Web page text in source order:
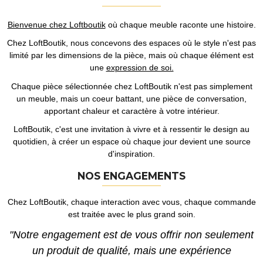
Bienvenue chez Loftboutikoù chaque meuble raconte une histoire.
Chez LoftBoutik, nous concevons des espaces où le style n'est pas
limité par les dimensions de la pièce, mais où chaque élément est
une expression de soi.
Chaque pièce sélectionnée chez LoftBoutik n'est pas simplement
un meuble, mais un coeur battant, une pièce de conversation,
apportant chaleur et caractère à votre intérieur.
LoftBoutik, c'est une invitation à vivre et à ressentir le design au
quotidien, à créer un espace où chaque jour devient une source
d'inspiration.
NOS ENGAGEMENTS
Chez LoftBoutik, chaque interaction avec vous, chaque commande
est traitée avec le plus grand soin.
"Notre engagement est de vous offrir non seulement
un produit de qualité, mais une expérience